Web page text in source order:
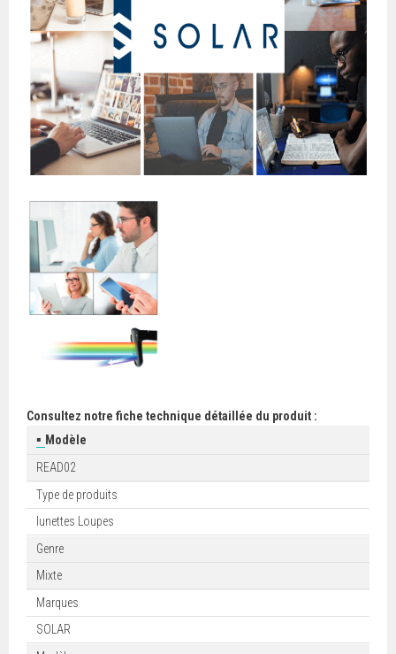
Consultez notre fiche technique détaillée du produit :
▪ Modèle
READ02
Type de produits
lunettes Loupes
Genre
Mixte
Marques
SOLAR